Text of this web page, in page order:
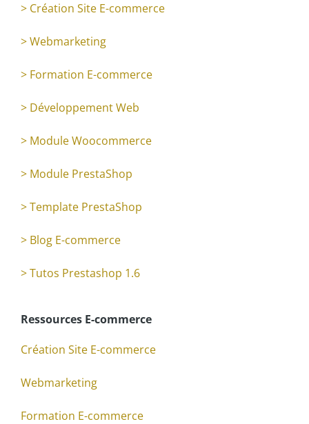
> Création Site E-commerce
> Webmarketing
> Formation E-commerce
> Développement Web
> Module Woocommerce
> Module PrestaShop
> Template PrestaShop
> Blog E-commerce
> Tutos Prestashop 1.6
Ressources E-commerce
Création Site E-commerce
Webmarketing
Formation E-commerce